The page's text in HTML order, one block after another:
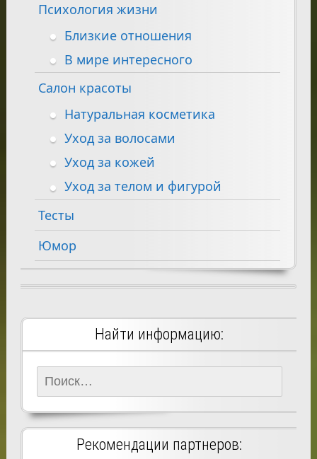
Психология жизни
Близкие отношения
В мире интересного
Салон красоты
Натуральная косметика
Уход за волосами
Уход за кожей
Уход за телом и фигурой
Тесты
Юмор
Найти информацию:
Найти:
Рекомендации партнеров: